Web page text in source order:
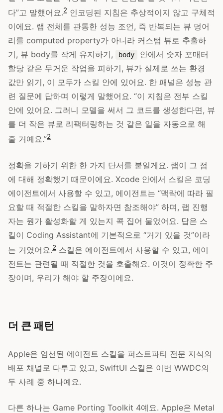
다”고 말했어요.2 인코딩된 지침은 추상적이지 않고 구체적
이에요. 랩 전체를 관통한 성능 조언, 즉 반복되는 뷰 덩어
리를 computed property가 아니라 커스텀 뷰로 추출하
기, 뷰 body를 작게 유지하기,
body
안에서 숫자 포매터
할당 같은 무거운 작업을 피하기, 뷰가 실제로 쓰는 환경
값만 읽기, 이 모두가 스킬 안에 있어요. 한 패널은 성능 관
련 질문에 답하며 이렇게 말했어요. “이 지침은 전부 스킬
안에 있어요. 그러니 모델을 써서 그 코드를 생성한다면, 뷰
를 더 작은 뷰로 리팩터링하는 것 같은 일을 자동으로 해
줄 거예요.”2
정확을 기하기 위한 한 가지 단서를 붙일게요. 랩이 그 점
에 대해 정확했기 때문이에요. Xcode 안에서 스킬은 코딩
에이전트에서 사용할 수 있고, 에이전트는 “맥락에 따라 필
요할 때 적절한 스킬을 말하자면 참조해야” 하며, 랩 진행
자는 뭔가 활성화할 게 있는지 콕 집어 물었어요. 답은 스
킬이 Coding Assistant에 기본적으로 “거기 있을 것”이라
는 거였어요.2 스킬은 에이전트에서 사용할 수 있고, 에이
전트는 관련될 때 적절한 것을 호출해요. 이것이 정확한 주
장이며, 우리가 해야 할 주장이에요.
더 큰 패턴
Apple은 엄선된 에이전트 스킬을 퍼스트파티 전문 지식의
배포 채널로 다루고 있고, SwiftUI 스킬은 이번 WWDC의
두 사례 중 하나예요.
다른 하나는 Game Porting Toolkit 4예요. Apple은 Metal